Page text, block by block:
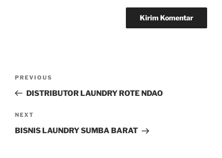
PREVIOUS
DISTRIBUTOR LAUNDRY ROTE NDAO
NEXT
BISNIS LAUNDRY SUMBA BARAT